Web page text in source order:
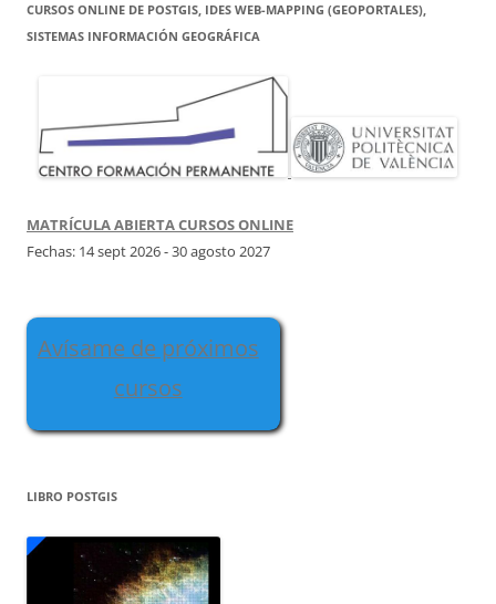
CURSOS ONLINE DE POSTGIS, IDES WEB-MAPPING (GEOPORTALES),
SISTEMAS INFORMACIÓN GEOGRÁFICA
MATRÍCULA ABIERTA CURSOS ONLINE
Fechas: 14 sept 2026 - 30 agosto 2027
Avísame de próximos
cursos
LIBRO POSTGIS